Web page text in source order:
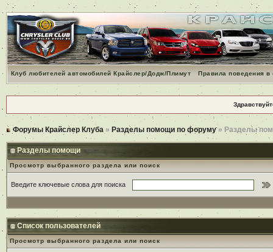
Клуб любителей автомобилей Крайслер/Додж/Плимут Правила поведения
Форумы Крайслер Клуба » Разделы помощи по форуму» Разделы
Разделы помощи
Просмотр выбранного раздела или поиск
Введите ключевые слова для поиска
Список пользователей
Просмотр выбранного раздела или поиск